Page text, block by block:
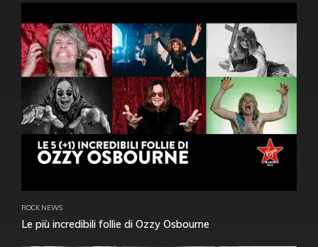
ROCK NEWS
Le più incredibili follie di Ozzy Osbourne